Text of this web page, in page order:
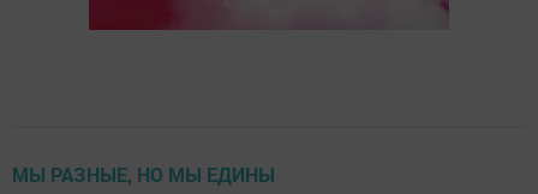
МЫ РАЗНЫЕ, НО МЫ ЕДИНЫ